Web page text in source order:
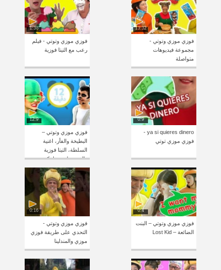
13:32
فوزي موزي وتوتي -
مجموعة فيديوهات
متواصلة
1:38
فوزي موزي وتوتي - فيلم
رعب مع التيتا فوزية
0:9
ya si quieres dinero -
فوزي موزي توتي
12:9
فوزي موزي وتوتي –
البطيخة والفأر، اغنية
السلطة، التيتا فوزية
والسحسلية، هيا نكتب
0:4
فوزي موزي وتوتي – البنت
الضائعة – Lost Kid
0:16
فوزي موزي وتوتي -
التحدي على طريقة فوزي
موزي والمندلينا